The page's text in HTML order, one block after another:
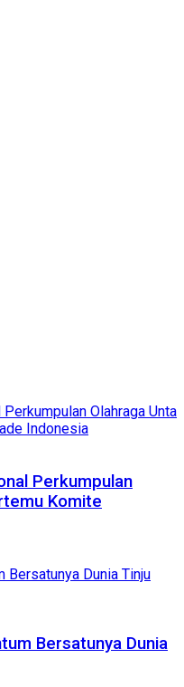
Perkumpulan
Komite
Bersatunya Dunia